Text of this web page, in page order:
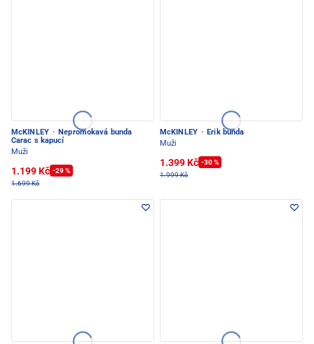
McKINLEY · Nepromokavá bunda
Carac s kapucí
Muži
1.199 Kč -29 %
1.699 Kč
McKINLEY · Erik bunda
Muži
1.399 Kč -30 %
1.999 Kč